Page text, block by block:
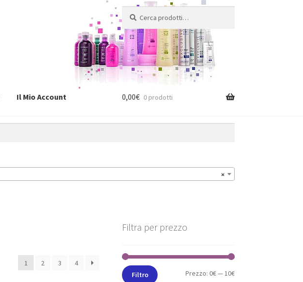
Il Mio Account 0,00€ 0 prodotti
×
1 2 3 4
Filtra per prezzo
Filtro Prezzo: 0€—10€